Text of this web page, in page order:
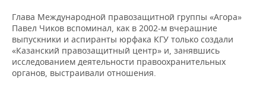
Глава Международной правозащитной группы «Агора»
Павел Чиков вспоминал, как в 2002-м вчерашние
выпускники и аспиранты юрфака КГУ только создали
«Казанский правозащитный центр» и, занявшись
исследованием деятельности правоохранительных
органов, выстраивали отношения.